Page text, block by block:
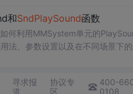
和SndPlaySound函数
何利用MMSystem单元的
法、参数设置以及在不同场景下的
寻求报
道
协议专
区
400-
0108